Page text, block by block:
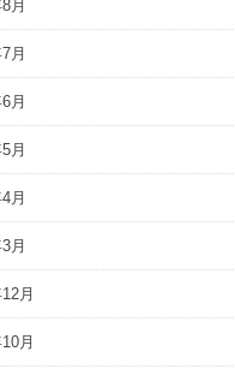
月
月
月
月
月
月
月
月